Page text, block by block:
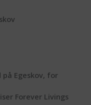
Egeskov, for
Forever Livings